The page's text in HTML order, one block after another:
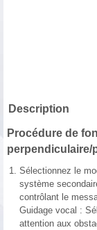
Description
Procédure de
perpendiculaire/
1. Sélectionnez le
système
contrôlant le
Guidage vocal :
attention aux